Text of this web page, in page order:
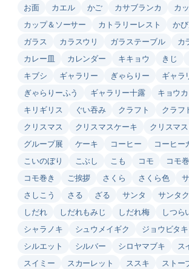
お面
カエル かご カサブランカ
カ
カップ＆ソーサー
カトラリーレスト か
ガラス
カラスウリ ガラステーブル
カ
カレー皿
カレンダー キキョウ きじ
キブシ
ギャラリー ぎゃらりー
ギャラ
ぎゃらりーふう
ギャラリー十露
キョウ
キリギリス
ぐい吞み クラフト
クラフ
クリスマス
クリスマスケーキ
クリスマ
グループ展
ケーキ コーヒー コーヒー
こいのぼり
こぶし こも コモ コモ巻
コモ巻き
ご挨拶 さくら さくら色
さしこう
さる ざる サンタ
サンタ
しだれ
しだれもみじ しだれ梅 しつら
シャラノキ
シュウメイギク ジョウビタキ
シルエット
シルバー シロヤマブキ
ス
スイミー
スカーレット ススキ
ストー